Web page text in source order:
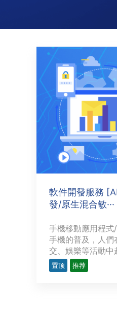
軟件開發服務
發/原生混合敏···
手機移動應用程式
手機的普及，人們
交、娛樂等活動中
手機app軟件（app
application的簡稱
置顶 推荐